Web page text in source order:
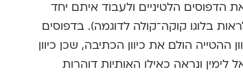
הדפוסים הלטיניים ולעבוד איתם יחד
בלוגו קוקה־קולה לדוגמה). בדפוסים
ההטייה הולם את כיוון הכתיבה, שכן כיוון
ונראה כאילו האותיות דוהרות